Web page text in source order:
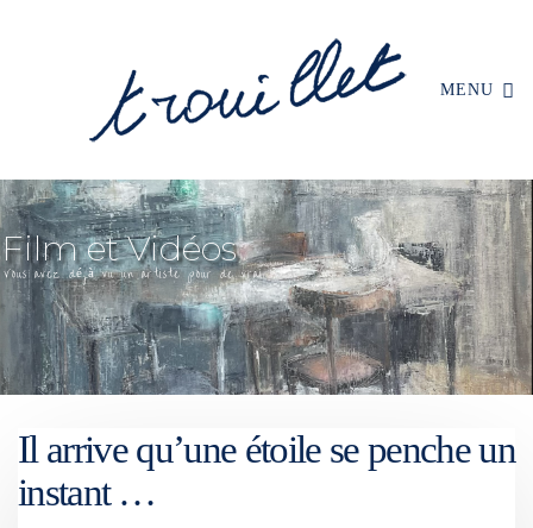
MENU
Il arrive qu’une étoile se penche un
instant …